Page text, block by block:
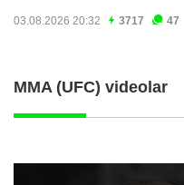
03.08.2026 20:32 3717 47
MMA (UFC) videolar